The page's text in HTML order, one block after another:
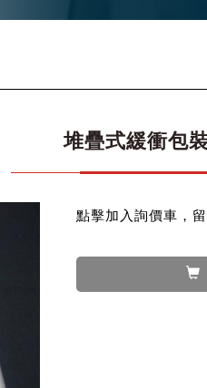
堆疊式緩衝包
點擊加入詢價車，